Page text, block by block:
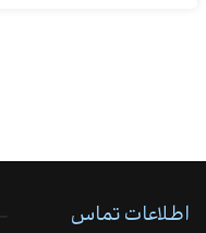
اطلاعات تماس